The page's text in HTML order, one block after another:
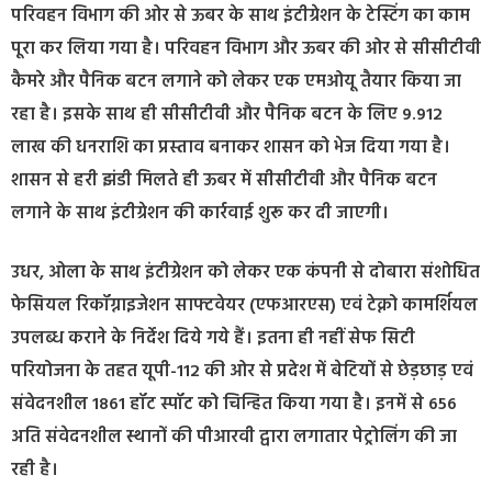
परिवहन विभाग की ओर से ऊबर के साथ इंटीग्रेशन के टेस्टिंग का काम
पूरा कर लिया गया है। परिवहन विभाग और ऊबर की ओर से सीसीटीवी
कैमरे और पैनिक बटन लगाने को लेकर एक एमओयू तैयार किया जा
रहा है। इसके साथ ही सीसीटीवी और पैनिक बटन के लिए 9.912
लाख की धनराशि का प्रस्ताव बनाकर शासन को भेज दिया गया है।
शासन से हरी झंडी मिलते ही ऊबर में सीसीटीवी और पैनिक बटन
लगाने के साथ इंटीग्रेशन की कार्रवाई शुरू कर दी जाएगी।
उधर, ओला के साथ इंटीग्रेशन को लेकर एक कंपनी से दोबारा संशोधित
फेसियल रिकॉग्नाइजेशन साफ्टवेयर (एफआरएस) एवं टेक्नो कामर्शियल
उपलब्ध कराने के निर्देश दिये गये हैं। इतना ही नहीं सेफ सिटी
परियोजना के तहत यूपी-112 की ओर से प्रदेश में बेटियों से छेड़छाड़ एवं
संवेदनशील 1861 हॉट स्पॉट को चिन्हित किया गया है। इनमें से 656
अति संवेदनशील स्थानों की पीआरवी द्वारा लगातार पेट्रोलिंग की जा
रही है।